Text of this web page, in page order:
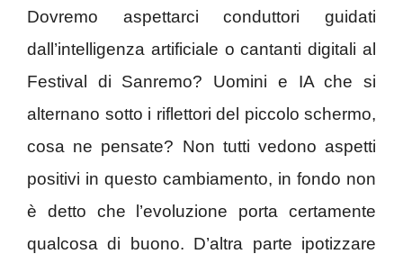
Dovremo aspettarci conduttori guidati
dall’intelligenza artificiale o cantanti digitali al
Festival di Sanremo? Uomini e IA che si
alternano sotto i riflettori del piccolo schermo,
cosa ne pensate? Non tutti vedono aspetti
positivi in questo cambiamento, in fondo non
è detto che l’evoluzione porta certamente
qualcosa di buono. D’altra parte ipotizzare